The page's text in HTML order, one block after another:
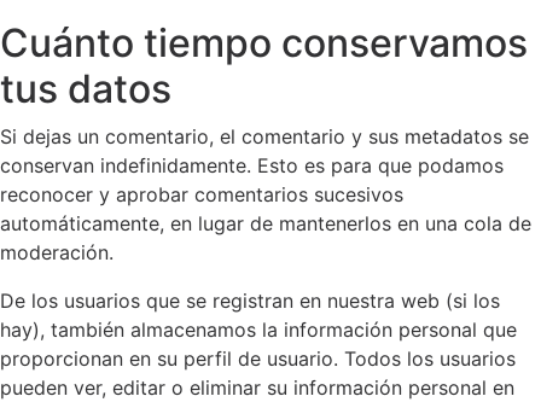
Cuánto tiempo conservamos
tus datos
Si dejas un comentario, el comentario y sus metadatos se
conservan indefinidamente. Esto es para que podamos
reconocer y aprobar comentarios sucesivos
automáticamente, en lugar de mantenerlos en una cola de
moderación.
De los usuarios que se registran en nuestra web (si los
hay), también almacenamos la información personal que
proporcionan en su perfil de usuario. Todos los usuarios
pueden ver, editar o eliminar su información personal en